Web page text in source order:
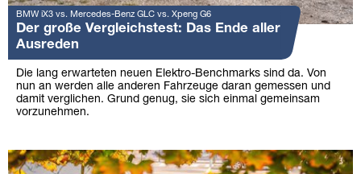
BMW iX3 vs. Mercedes-Benz GLC vs. Xpeng G6
Der große Vergleichstest: Das Ende aller
Ausreden
Die lang erwarteten neuen Elektro-Benchmarks sind da. Von
nun an werden alle anderen Fahrzeuge daran gemessen und
damit verglichen. Grund genug, sie sich einmal gemeinsam
vorzunehmen.